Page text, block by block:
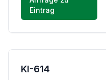
Eintrag
KI-614